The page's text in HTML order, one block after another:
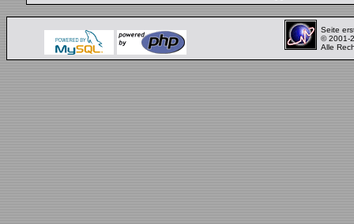
Seite
© 2001-
Alle